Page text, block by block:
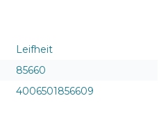
Leifheit
85660
4006501856609